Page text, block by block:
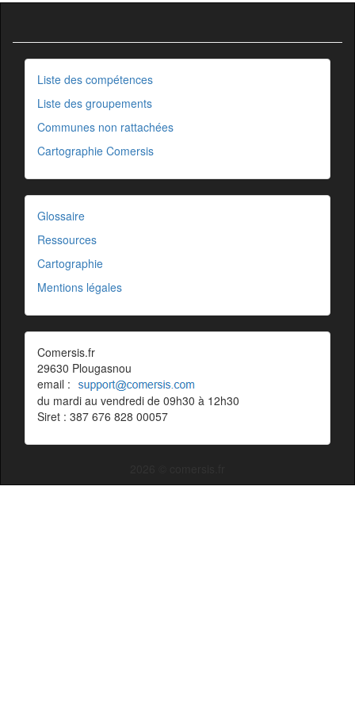
Liste des compétences
Liste des groupements
Communes non rattachées
Cartographie Comersis
Glossaire
Ressources
Cartographie
Mentions légales
Comersis.fr
29630 Plougasnou
email :
du mardi au vendredi de 09h30 à 12h30
Siret : 387 676 828 00057